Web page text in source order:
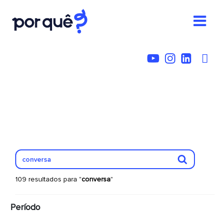
109 resultados para "conversa"
Período